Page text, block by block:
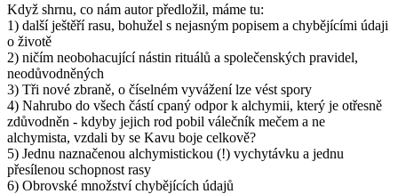
Když shrnu, co nám autor předložil, máme tu:
1) další ještěří rasu, bohužel s nejasným popisem a chybějícími údaji
o životě
2) ničím neobohacující nástin rituálů a společenských pravidel,
neodůvodněných
3) Tři nové zbraně, o číselném vyvážení lze vést spory
4) Nahrubo do všech částí cpaný odpor k alchymii, který je otřesně
zdůvodněn - kdyby jejich rod pobil válečník mečem a ne
alchymista, vzdali by se Kavu boje celkově?
5) Jednu naznačenou alchymistickou (!) vychytávku a jednu
přesílenou schopnost rasy
6) Obrovské množství chybějících údajů